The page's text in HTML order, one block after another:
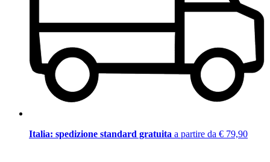
Italia: spedizione standard gratuita a partire da € 79,90